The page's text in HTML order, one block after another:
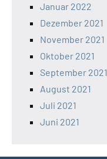
Januar 2022
Dezember 2021
November 2021
Oktober 2021
September 2021
August 2021
Juli 2021
Juni 2021